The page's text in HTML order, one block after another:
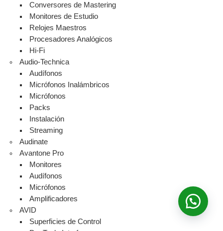
Conversores de Mastering
Monitores de Estudio
Relojes Maestros
Procesadores Analógicos
Hi-Fi
Audio-Technica
Audífonos
Micrófonos Inalámbricos
Micrófonos
Packs
Instalación
Streaming
Audinate
Avantone Pro
Monitores
Audífonos
Micrófonos
Amplificadores
AVID
Superficies de Control